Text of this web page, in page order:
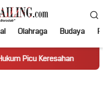
Olahraga Budaya
Truk Miring